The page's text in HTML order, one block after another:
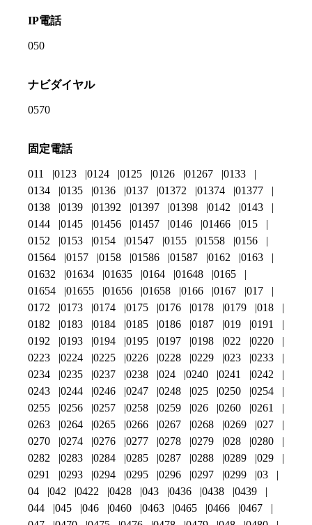
IP電話
050
ナビダイヤル
0570
固定電話
011 0123 0124 0125 0126 01267
0133
0134
0135 0136 0137 01372 01374
01377
0138
0139 01392 01397 01398 0142
0143
0144
0145 01456 01457 0146 01466
015
0152
0153 0154 01547 0155 01558
0156
01564
0157 0158 01586 01587 0162
0163
01632
01634 01635 0164 01648
0165
01654
01655 01656 01658 0166 0167
017
0172
0173 0174 0175 0176 0178 0179
018
0182
0183 0184 0185 0186 0187 019
0191
0192
0193 0194 0195 0197 0198 022
0220
0223
0224 0225 0226 0228 0229 023
0233
0234
0235 0237 0238 024 0240 0241
0242
0243
0244 0246 0247 0248 025 0250
0254
0255
0256 0257 0258 0259 026 0260
0261
0263
0264 0265 0266 0267 0268 0269
027
0270
0274 0276 0277 0278 0279 028
0280
0282
0283 0284 0285 0287 0288 0289
029
0291
0293 0294 0295 0296 0297 0299
03
04
042 0422 0428 043 0436 0438
0439
044
045 046 0460 0463 0465 0466
0467